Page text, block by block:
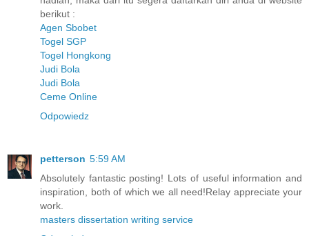
berikut :
Agen Sbobet
Togel SGP
Togel Hongkong
Judi Bola
Judi Bola
Ceme Online
Odpowiedz
petterson 5:59 AM
Absolutely fantastic posting! Lots of useful information and
inspiration, both of which we all need!Relay appreciate your
work.
masters dissertation writing service